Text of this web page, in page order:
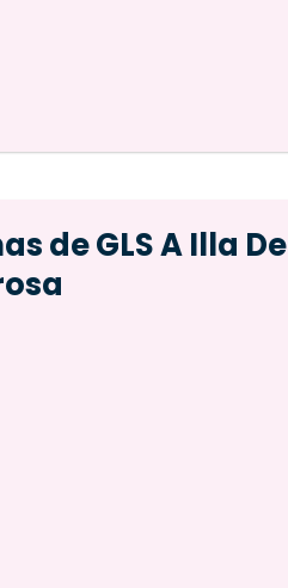
de GLS A Illa De